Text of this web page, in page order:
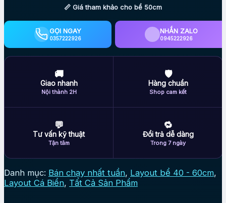
📏 Giá tham khảo cho bể 50cm
GỌI NGAY
0357222926
NHẮN ZALO
0945222926
🚚
Giao nhanh
Nội thành 2H
🛡
Hàng chuẩn
Shop cam kết
💬
Tư vấn kỹ thuật
Tận tâm
🔁
Đổi trả dễ dàng
Trong 7 ngày
Danh mục: Bán chạy nhất tuần, Layout bể 40 - 60cm,
Layout Cá Biển, Tất Cả Sản Phẩm